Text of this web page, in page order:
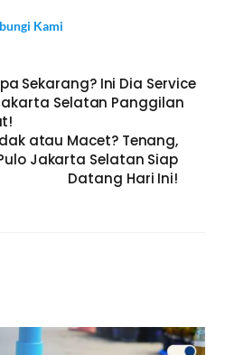
Kami
Sekarang? Ini Dia Service
Selatan Panggilan
atau Macet? Tenang,
Jakarta Selatan Siap
Datang Hari Ini!